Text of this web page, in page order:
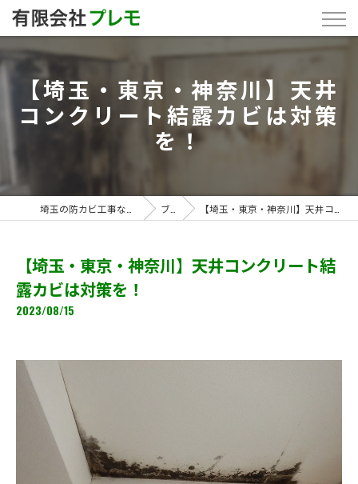
【埼玉・東京・神奈川】天井
コンクリート結露カビは対策
を！
ブログ 【埼玉・東京・神奈川】天井コンクリート結露カビは対策を！
【埼玉・東京・神奈川】天井コンクリート結
露カビは対策を！
2023/08/15